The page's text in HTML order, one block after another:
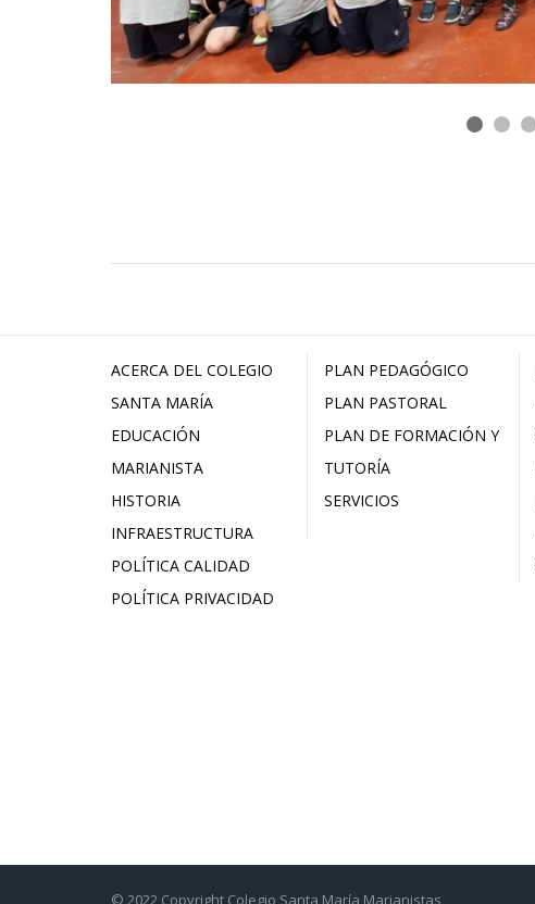
ACERCA DEL COLEGIO
SANTA MARÍA
EDUCACIÓN
MARIANISTA
HISTORIA
INFRAESTRUCTURA
POLÍTICA CALIDAD
POLÍTICA PRIVACIDAD
PLAN PEDAGÓGICO
PLAN PASTORAL
PLAN DE FORMACIÓN Y
TUTORÍA
SERVICIOS
© 2022 Copyright Colegio Santa María Marianistas